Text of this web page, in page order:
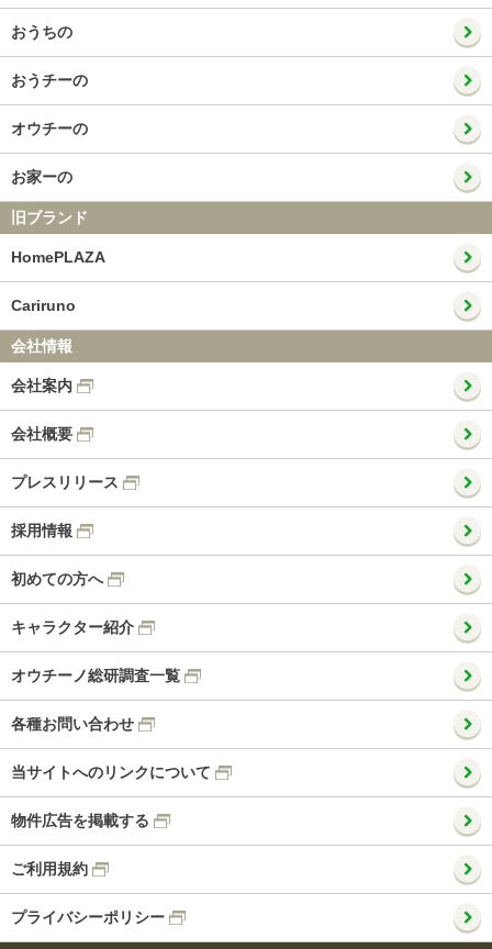
おうちの
おうチーの
オウチーの
お家ーの
旧ブランド
HomePLAZA
Cariruno
会社情報
会社案内
会社概要
プレスリリース
採用情報
初めての方へ
キャラクター紹介
オウチーノ総研調査一覧
各種お問い合わせ
当サイトへのリンクについて
物件広告を掲載する
ご利用規約
プライバシーポリシー